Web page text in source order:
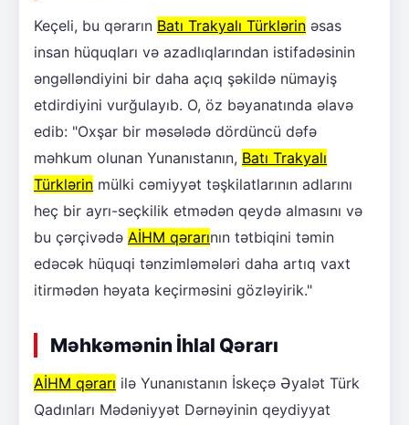
Keçeli, bu qərarın Batı Trakyalı Türklərin əsas
insan hüquqları və azadlıqlarından istifadəsinin
əngəlləndiyini bir daha açıq şəkildə nümayiş
etdirdiyini vurğulayıb. O, öz bəyanatında əlavə
edib: "Oxşar bir məsələdə dördüncü dəfə
məhkum olunan Yunanıstanın, Batı Trakyalı
Türklərin mülki cəmiyyət təşkilatlarının adlarını
heç bir ayrı-seçkilik etmədən qeydə almasını və
bu çərçivədə AİHM qərarının tətbiqini təmin
edəcək hüquqi tənzimləmələri daha artıq vaxt
itirmədən həyata keçirməsini gözləyirik."
Məhkəmənin İhlal Qərarı
AİHM qərarı ilə Yunanıstanın İskeçə Əyalət Türk
Qadınları Mədəniyyət Dərnəyinin qeydiyyat